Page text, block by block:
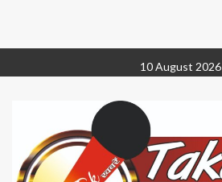
to
10 August 2026